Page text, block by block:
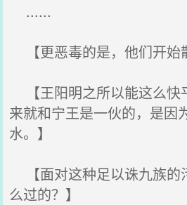
......
【更恶毒的是，他们开始
【王阳明之所以能这么快
来就和宁王是一伙的，是因
水。】
【面对这种足以诛九族的
么过的？】